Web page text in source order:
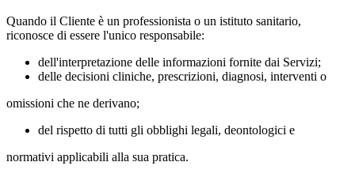
Quando il Cliente è un professionista o un istituto sanitario,
riconosce di essere l'unico responsabile:
dell'interpretazione delle informazioni fornite dai Servizi;
delle decisioni cliniche, prescrizioni, diagnosi, interventi o
omissioni che ne derivano;
del rispetto di tutti gli obblighi legali, deontologici e
normativi applicabili alla sua pratica.